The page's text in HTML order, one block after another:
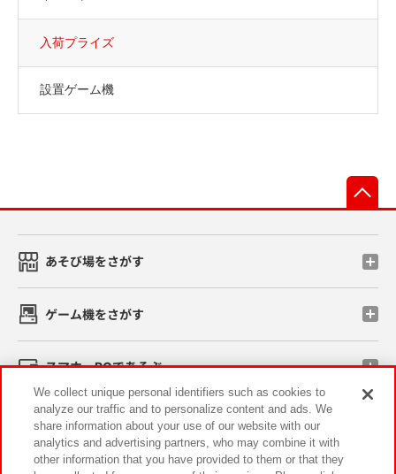
入荷プライズ
設置ゲーム機
あそび場をさがす
ゲーム機をさがす
スマホ・PCであそぶ
イベント・キャンペーン
We collect unique personal identifiers such as cookies to
analyze our traffic and to personalize content and ads. We
share information about your use of our website with our
analytics and advertising partners, who may combine it with
other information that you have provided to them or that they